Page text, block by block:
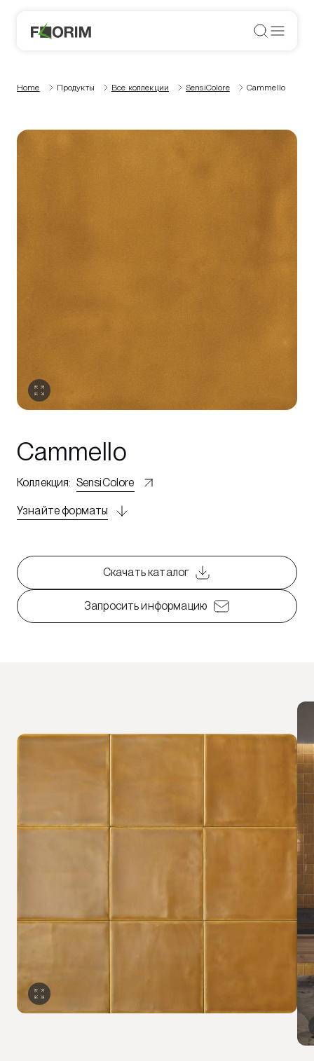
Home Продукты Все коллекции SensiColore Cammello
Cammello
Коллекция: SensiColore
Узнайте форматы
Скачать каталог
Запросить информацию